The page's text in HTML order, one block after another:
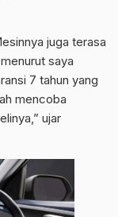
juga terasa
saya
7 tahun yang
mencoba
ujar